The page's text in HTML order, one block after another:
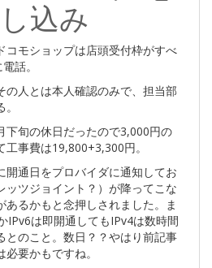
込み
コモショップは店頭受付枠がすべ
話。
の人とは本人確認のみで、担当部
下旬の休日だったので3,000円の
事費は19,800+3,300円。
開通日をプロバイダに通知してお
ッツジョイント？）が降ってこな
あるかもと念押しされました。ま
IPv6は即開通してもIPv4は数時間
とのこと。数日？？やはり前記事
要かもですね。